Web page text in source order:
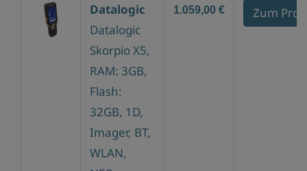
Datalogic
Datalogic
Skorpio X5,
RAM: 3GB,
Flash:
32GB, 1D,
Imager, BT,
WLAN,
1.059,00 € Zum